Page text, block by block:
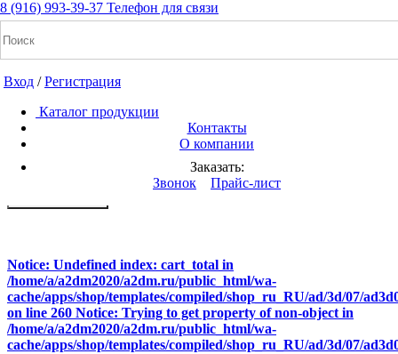
8 (916) 993-39-37 Телефон для связи
Вход /Регистрация
Каталог продукции
Контакты
О компании
Заказать:
Звонок
Прайс-лист
+7(916) 993-39-37
Notice: Undefined index: cart_total in
/home/a/a2dm2020/a2dm.ru/public_html/wa-
cache/apps/shop/templates/compiled/shop_ru_RU/ad/3d/07/
on line 260 Notice: Trying to get property of non-object in
/home/a/a2dm2020/a2dm.ru/public_html/wa-
cache/apps/shop/templates/compiled/shop_ru_RU/ad/3d/07/
Код:2323
Код:2727
Код:2424
Код:2525
Код:2626